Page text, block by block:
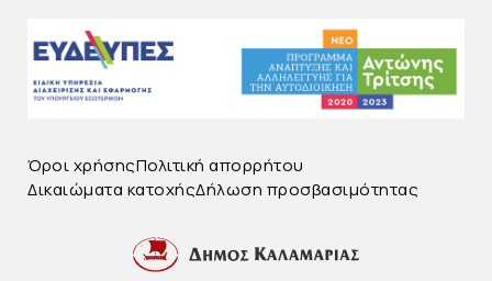
Όροι χρήσηςΠολιτική απορρήτου
Δικαιώματα κατοχήςΔήλωση προσβασιμότητας